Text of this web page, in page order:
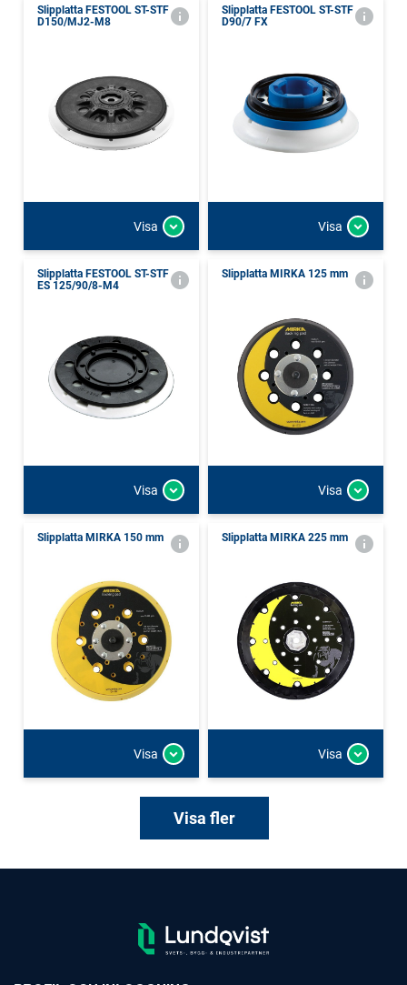
Slipplatta FESTOOL ST-STF
D150/MJ2-M8
Visa
Slipplatta FESTOOL ST-STF
D90/7 FX
Visa
Slipplatta FESTOOL ST-STF
ES 125/90/8-M4
Visa
Slipplatta MIRKA 125 mm
Visa
Slipplatta MIRKA 150 mm
Visa
Slipplatta MIRKA 225 mm
Visa
Visa fler